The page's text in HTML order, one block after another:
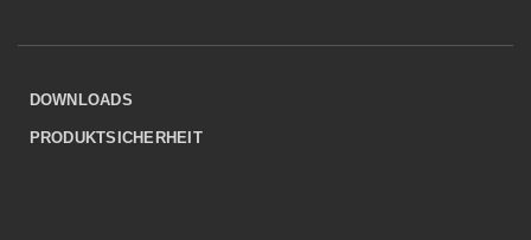
DOWNLOADS
PRODUKTSICHERHEIT